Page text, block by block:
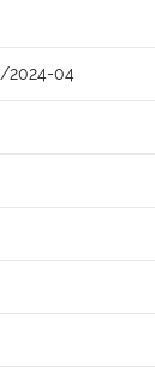
2024-04